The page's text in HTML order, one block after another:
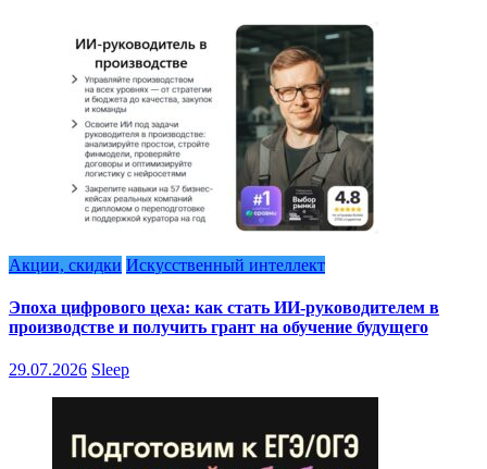
Акции, скидки Искусственный интеллект
Эпоха цифрового цеха: как стать ИИ-руководителем в
производстве и получить грант на обучение будущего
29.07.2026 Sleep